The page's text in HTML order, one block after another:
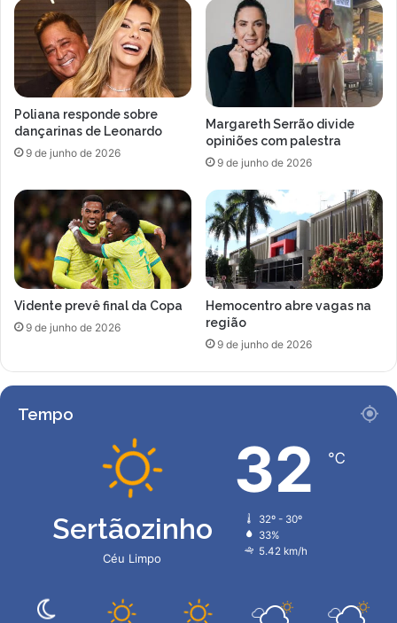
Poliana responde sobre
dançarinas de Leonardo
9 de junho de 2026
Margareth Serrão divide
opiniões com palestra
9 de junho de 2026
Vidente prevê final da Copa
9 de junho de 2026
Hemocentro abre vagas na
região
9 de junho de 2026
Tempo
Sertãozinho
Céu Limpo
32 ℃
32º - 30º
33%
5.42 km/h